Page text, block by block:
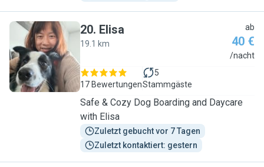
E
20. Elisa
19.1 km
ab
40 €
/nacht
17 Bewertungen
5
Stammgäste
Safe & Cozy Dog Boarding and Daycare
with Elisa
Zuletzt gebucht vor 7 Tagen
Zuletzt kontaktiert: gestern